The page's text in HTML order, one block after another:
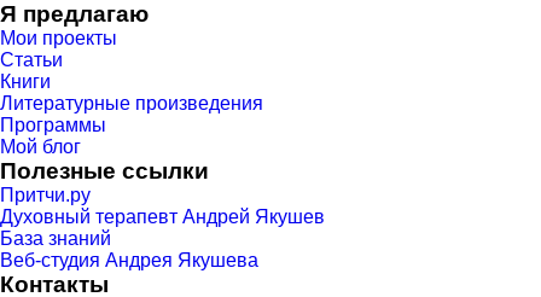
Я предлагаю
Мои проекты
Статьи
Книги
Литературные произведения
Программы
Мой блог
Полезные ссылки
Притчи.ру
Духовный терапевт Андрей Якушев
База знаний
Веб-студия Андрея Якушева
Контакты